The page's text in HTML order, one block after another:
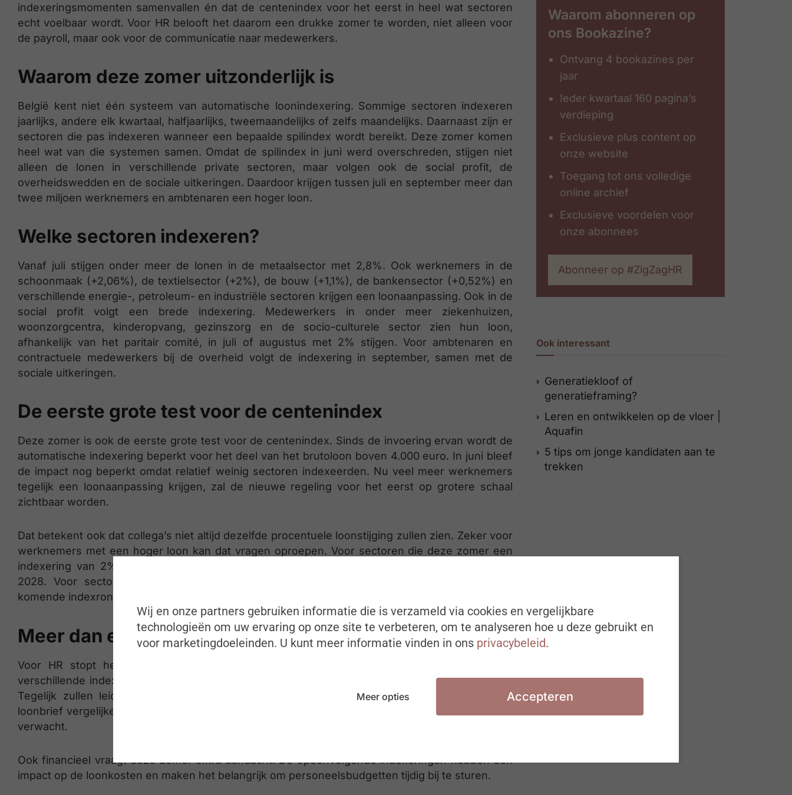
indexeringsmomenten samenvallen én dat de centenindex voor het eerst in heel wat sectoren
echt voelbaar wordt. Voor HR belooft het daarom een drukke zomer te worden, niet alleen voor
de payroll, maar ook voor de communicatie naar medewerkers.
Waarom deze zomer uitzonderlijk is
België kent niet één systeem van automatische loonindexering. Sommige sectoren indexeren
jaarlijks, andere elk kwartaal, halfjaarlijks, tweemaandelijks of zelfs maandelijks. Daarnaast zijn er
sectoren die pas indexeren wanneer een bepaalde spilindex wordt bereikt. Deze zomer komen
heel wat van die systemen samen. Omdat de spilindex in juni werd overschreden, stijgen niet
alleen de lonen in verschillende private sectoren, maar volgen ook de social profit, de
overheidswedden en de sociale uitkeringen. Daardoor krijgen tussen juli en september meer dan
twee miljoen werknemers en ambtenaren een hoger loon.
Welke sectoren indexeren?
Vanaf juli stijgen onder meer de lonen in de metaalsector met 2,8%. Ook werknemers in de
schoonmaak (+2,06%), de textielsector (+2%), de bouw (+1,1%), de bankensector (+0,52%) en
verschillende energie-, petroleum- en industriële sectoren krijgen een loonaanpassing. Ook in de
social profit volgt een brede indexering. Medewerkers in onder meer ziekenhuizen,
woonzorgcentra, kinderopvang, gezinszorg en de socio-culturele sector zien hun loon,
afhankelijk van het paritair comité, in juli of augustus met 2% stijgen. Voor ambtenaren en
contractuele medewerkers bij de overheid volgt de indexering in september, samen met de
sociale uitkeringen.
De eerste grote test voor de centenindex
Deze zomer is ook de eerste grote test voor de centenindex. Sinds de invoering ervan wordt de
automatische indexering beperkt voor het deel van het brutoloon boven 4.000 euro. In juni bleef
de impact nog beperkt omdat relatief weinig sectoren indexeerden. Nu veel meer werknemers
tegelijk een loonaanpassing krijgen, zal de nieuwe regeling voor het eerst op grotere schaal
zichtbaar worden.
Dat betekent ook dat collega’s niet altijd dezelfde procentuele loonstijging zullen zien. Zeker voor
werknemers met een hoger loon kan dat vragen oproepen. Voor sectoren die deze zomer een
indexering van 2% of meer bereiken, zal de aftopping bovendien pas opnieuw spelen vanaf
2028. Voor sectoren met kleinere, frequentere indexeringen blijft de centenindex ook de
komende indexrondes een rol spelen.
Meer dan een payrolloefening
Voor HR stopt het verhaal niet bij een correcte loonberekening. Payrollteams moeten de
verschillende indexmechanismen én de nieuwe regels rond de centenindex correct toepassen.
Tegelijk zullen leidinggevenden en HR-afdelingen vragen krijgen van medewerkers die hun
loonbrief vergelijken met die van collega’s of willen begrijpen waarom hun loon minder stijgt dan
verwacht.
Ook financieel vraagt deze zomer extra aandacht. De opeenvolgende indexeringen hebben een
impact op de loonkosten en maken het belangrijk om personeelsbudgetten tijdig bij te sturen.
Waarom abonneren op
ons Bookazine?
Ontvang 4 bookazines per
jaar
Ieder kwartaal 160 pagina’s
verdieping
Exclusieve plus content op
onze website
Toegang tot ons volledige
online archief
Exclusieve voordelen voor
onze abonnees
Abonneer op #ZigZagHR
Ook interessant
Generatiekloof of
generatieframing?
Leren en ontwikkelen op de vloer |
Aquafin
5 tips om jonge kandidaten aan te
trekken
Wij en onze partners gebruiken informatie die is verzameld via cookies en vergelijkbare
technologieën om uw ervaring op onze site te verbeteren, om te analyseren hoe u deze gebruikt en
voor marketingdoeleinden. U kunt meer informatie vinden in ons privacybeleid.
Meer opties Accepteren